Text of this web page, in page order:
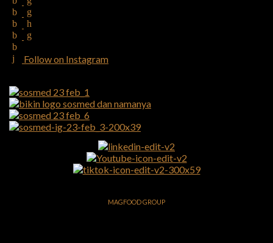
Follow on Instagram
MAGFOOD GROUP